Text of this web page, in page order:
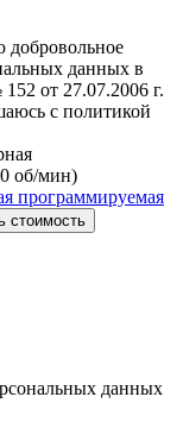
данных в
от 27.07.2006 г.
с политикой
программируемая
стоимость
данных